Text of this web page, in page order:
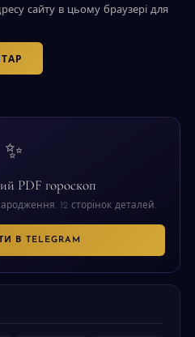
сайту в цьому браузері для
✨
PDF гороскоп
12 сторінок деталей.
В TELEGRAM